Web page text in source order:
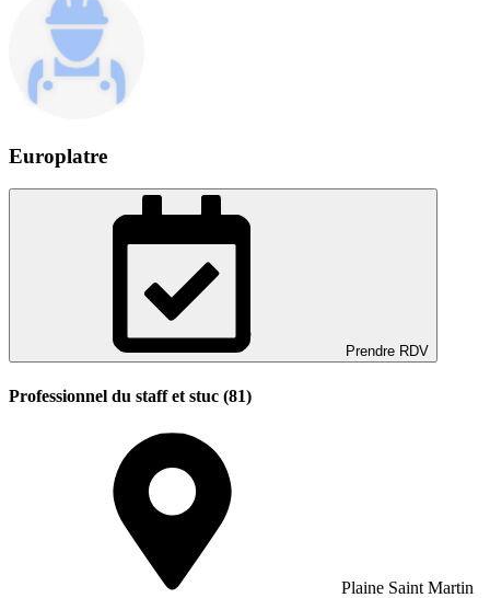
Europlatre
Prendre RDV
Professionnel du staff et stuc (81)
Plaine Saint Martin